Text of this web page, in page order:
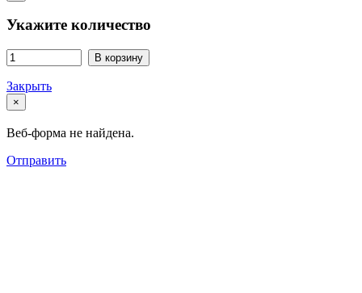
Укажите количество
В корзину
Закрыть
×
Веб-форма не найдена.
Отправить